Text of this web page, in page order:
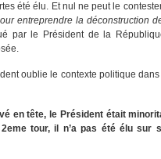
été élu. Et nul ne peut le
entreprendre la déconstruction
par le Président de la
oublie le contexte politique
en tête, le Président était
tour, il n’a pas été élu